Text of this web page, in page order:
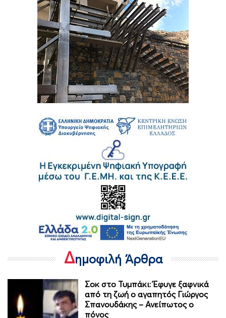
Δημοφιλή Άρθρα
Σοκ στο Τυμπάκι: Έφυγε ξαφνικά
από τη ζωή ο αγαπητός Γιώργος
Σπανουδάκης – Ανείπωτος ο
πόνος